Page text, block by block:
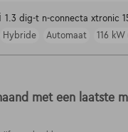
1.3 dig-t n-connecta xtronic
Hybride Automaat 116 kW
met een laatste